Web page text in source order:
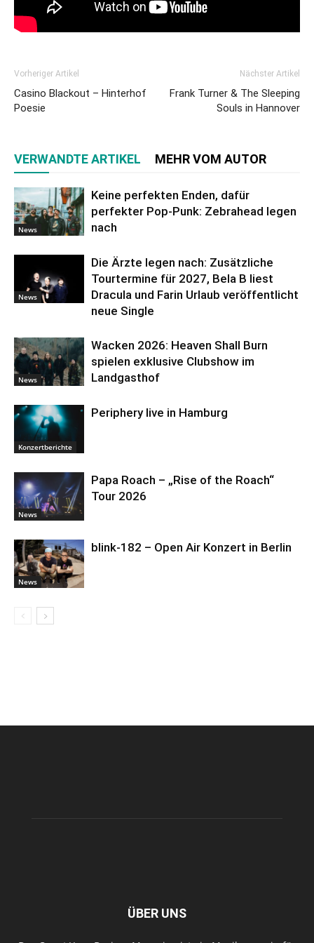
Vorheriger Artikel
Casino Blackout – Hinterhof
Poesie
Nächster Artikel
Frank Turner & The Sleeping
Souls in Hannover
VERWANDTE ARTIKEL MEHR VOM AUTOR
News
Keine perfekten Enden, dafür
perfekter Pop-Punk: Zebrahead legen
nach
News
Die Ärzte legen nach: Zusätzliche
Tourtermine für 2027, Bela B liest
Dracula und Farin Urlaub veröffentlicht
neue Single
News
Wacken 2026: Heaven Shall Burn
spielen exklusive Clubshow im
Landgasthof
Konzertberichte
Periphery live in Hamburg
News
Papa Roach – „Rise of the Roach“
Tour 2026
News
blink-182 – Open Air Konzert in Berlin
ÜBER UNS